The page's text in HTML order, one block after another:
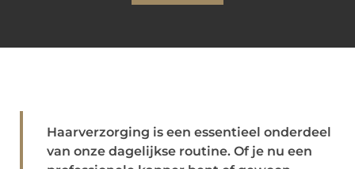
Haarverzorging is een essentieel onderdeel
van onze dagelijkse routine. Of je nu een